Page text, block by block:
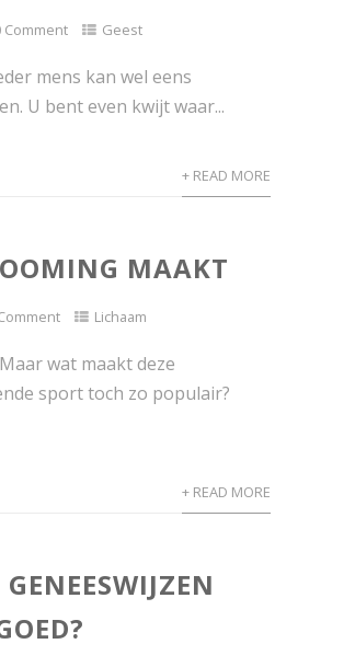
Comment Geest
mens kan wel eens
U bent even kwijt waar...
+ READ MORE
MAAKT
Lichaam
wat maakt deze
sport toch zo populair?
+ READ MORE